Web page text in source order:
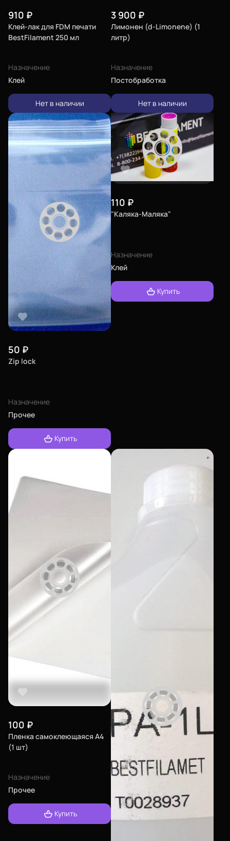
910 ₽
Клей-лак для FDM печати
BestFilament 250 мл
Назначение
Клей
Нет в наличии
3 900 ₽
Лимонен (d-Limonene) (1
литр)
Назначение
Постобработка
Нет в наличии
50 ₽
Zip lock
Назначение
Прочее
Купить
110 ₽
"Каляка-Маляка"
Назначение
Клей
Купить
100 ₽
Пленка самоклеющаяся A4
(1 шт)
Назначение
Прочее
Купить